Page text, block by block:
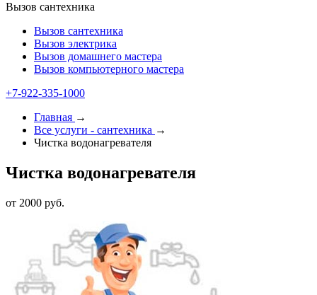
Вызов сантехника
Вызов сантехника
Вызов электрика
Вызов домашнего мастера
Вызов компьютерного мастера
+7-922-335-1000
Главная →
Все услуги - cантехника →
Чистка водонагревателя
Чистка водонагревателя
от 2000 руб.